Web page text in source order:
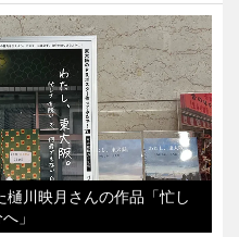
樋川映月さんの作品「忙し
」